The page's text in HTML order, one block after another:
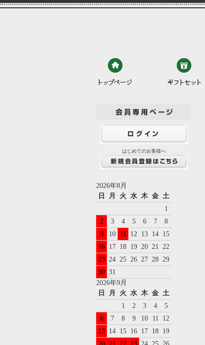
はじめてのお客様へ
2026年8月
日
月 火 水 木 金 土
1
2
3 4 5 6 7
8
9
10 11 12 13 14 15
16 17 18 19 20 21 22
23 24 25 26 27 28 29
30 31
2026年9月
日
月 火 水 木 金 土
1
2 3 4
5
6
7 8 9 10 11
12
13 14 15 16 17 18 19